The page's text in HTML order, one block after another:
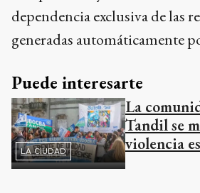
dependencia exclusiva de las
generadas automáticamente
Puede interesarte
LA CIUDAD
La
Tandil se
violencia